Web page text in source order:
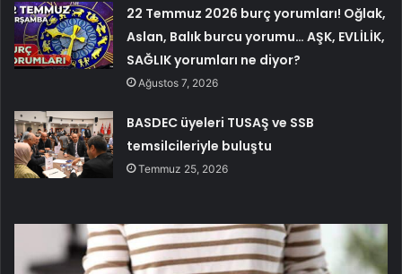
22 Temmuz 2026 burç yorumları! Oğlak,
Aslan, Balık burcu yorumu… AŞK, EVLİLİK,
SAĞLIK yorumları ne diyor?
Ağustos 7, 2026
BASDEC üyeleri TUSAŞ ve SSB
temsilcileriyle buluştu
Temmuz 25, 2026